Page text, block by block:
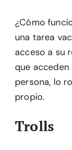
¿Cómo
una tarea
acceso a su
que
persona, lo
propio.
Trolls